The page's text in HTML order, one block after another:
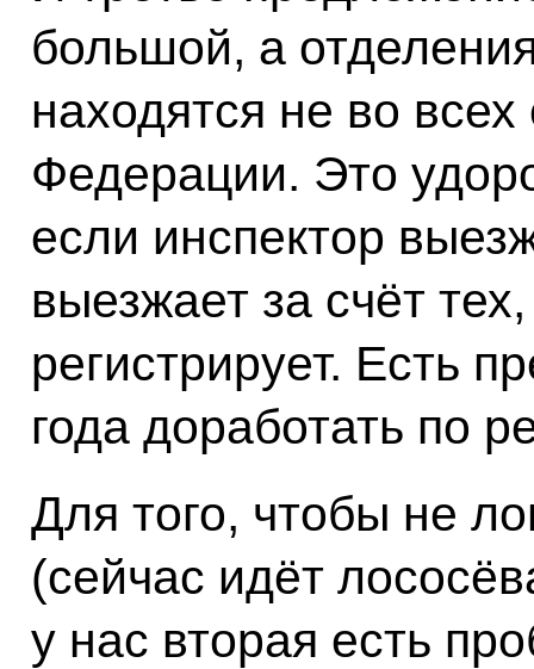
большой, а
находятся не во
Федерации. Это
если инспектор
выезжает за счёт
регистрирует. Есть
года доработать по
Для того, чтобы не
(сейчас идёт
у нас вторая есть